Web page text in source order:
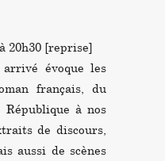
20h30 [reprise]
évoque les
français, du
à nos
de discours,
aussi de scènes